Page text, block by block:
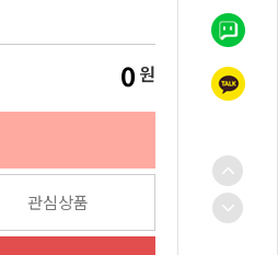
0 원
관심상품